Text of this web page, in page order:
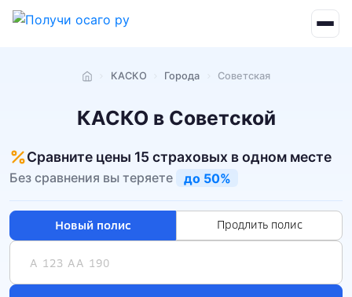
Главная
КАСКО Города Советская
КАСКО в Советской
Сравните цены 15 страховых в одном месте
Без сравнения вы теряете до 50%